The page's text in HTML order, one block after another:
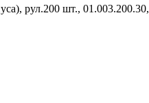
рул.200 шт.,